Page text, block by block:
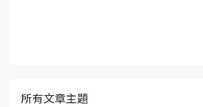
所有文章主題